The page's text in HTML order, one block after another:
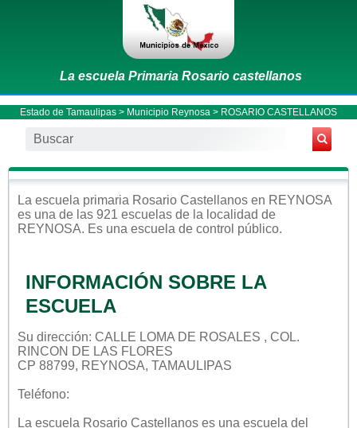
La escuela Primaria Rosario castellanos
Estado de Tamaulipas > Municipio Reynosa > ROSARIO CASTELLANOS
La escuela primaria Rosario Castellanos en REYNOSA
es una de las 921 escuelas de la localidad de
REYNOSA. Es una escuela de control público.
INFORMACIÓN SOBRE LA
ESCUELA
Su dirección: CALLE LOMA DE ROSALES , COL.
RINCON DE LAS FLORES
CP 88799, REYNOSA, TAMAULIPAS
Teléfono:
La escuela Rosario Castellanos es una escuela del